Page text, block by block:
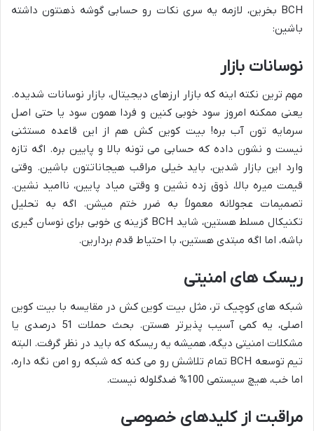
BCH بخرین، لازمه یه سری نکات رو حسابی گوشه ذهنتون داشته
باشین:
نوسانات بازار
مهم ترین نکته اینه که بازار ارزهای دیجیتال، بازار نوسانات شدیده.
یعنی ممکنه امروز سود خوبی کنین و فردا همون سود یا حتی اصل
سرمایه تون آب بره! بیت کوین کش هم از این قاعده مستثنی
نیست و نشون داده که حسابی می تونه بالا و پایین بره. اگه تازه
وارد این بازار شدین، باید خیلی مراقب هیجاناتتون باشین. وقتی
قیمت میره بالا، ذوق زده نشین و وقتی میاد پایین، ناامید نشین.
تصمیمات عجولانه معمولاً به ضرر ختم میشن. اگه به تحلیل
تکنیکال مسلط هستین، شاید BCH گزینه ی خوبی برای نوسان گیری
باشه، اما اگه مبتدی هستین، با احتیاط قدم بردارین.
ریسک های امنیتی
شبکه های کوچیک تر، مثل بیت کوین کش در مقایسه با بیت کوین
اصلی، یه کمی آسیب پذیرتر هستن. بحث حملات 51 درصدی یا
مشکلات امنیتی دیگه، همیشه یه ریسکه که باید در نظر گرفت. البته
تیم توسعه BCH تمام تلاشش رو می کنه که شبکه رو امن نگه داره،
اما خب، هیچ سیستمی 100% ضدگلوله نیست.
مراقبت از کلیدهای خصوصی